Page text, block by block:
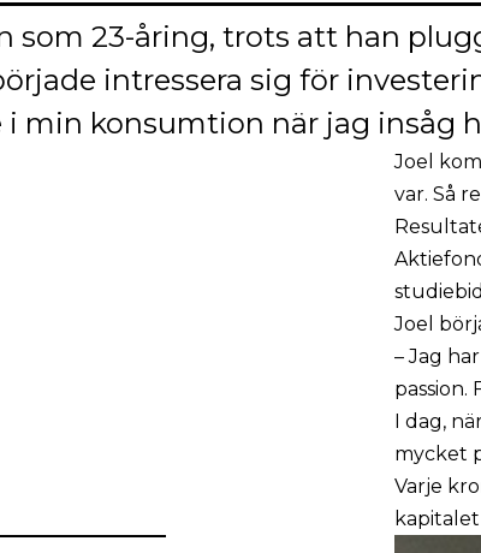
som 23-åring, trots att han
intressera sig för
min konsumtion när jag insåg
Joel
var. Så
Joel
– Jag
I dag,
mycket
Varje